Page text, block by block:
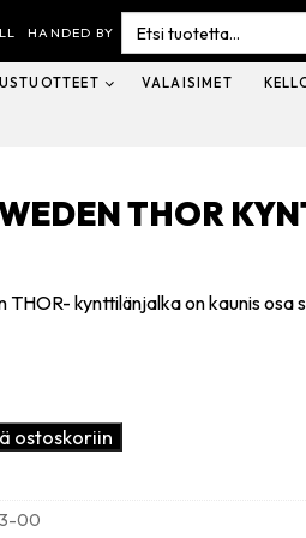
HANDED BY
Search
for:
VALAISIMET
THOR
kynttilänjalka on kaunis osa
ostoskoriin
00